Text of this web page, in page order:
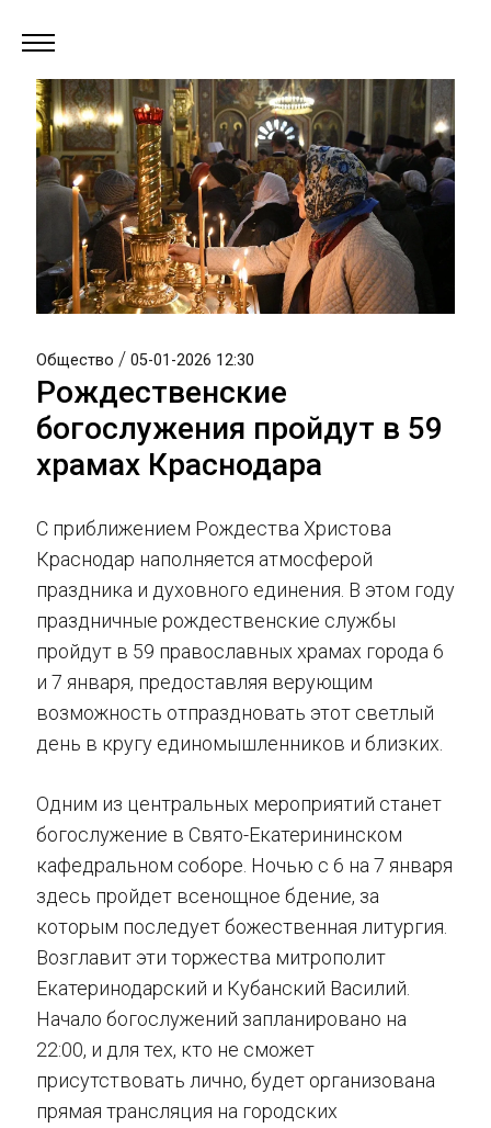
Общество / 05-01-2026 12:30
Рождественские
богослужения пройдут в 59
храмах Краснодара
С приближением Рождества Христова
Краснодар наполняется атмосферой
праздника и духовного единения. В этом году
праздничные рождественские службы
пройдут в 59 православных храмах города 6
и 7 января, предоставляя верующим
возможность отпраздновать этот светлый
день в кругу единомышленников и близких.
Одним из центральных мероприятий станет
богослужение в Свято-Екатерининском
кафедральном соборе. Ночью с 6 на 7 января
здесь пройдет всенощное бдение, за
которым последует божественная литургия.
Возглавит эти торжества митрополит
Екатеринодарский и Кубанский Василий.
Начало богослужений запланировано на
22:00, и для тех, кто не сможет
присутствовать лично, будет организована
прямая трансляция на городских